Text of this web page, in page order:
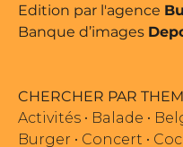
Edition par l'agence
Banque d’images
CHERCHER PAR
Activités • Balade •
Burger • Concert •